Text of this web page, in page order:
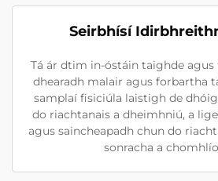
Seirbhísí
Tá ár dtim in-óstáin taighde
dhearadh malair agus forbartha
samplaí fisiciúla laistigh de
do riachtanais a dheimhniú, a
agus saincheapadh chun do
sonracha a